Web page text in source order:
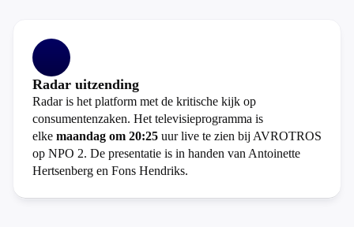
Radar uitzending
Radar is het platform met de kritische kijk op
consumentenzaken. Het televisieprogramma is
elke maandag om 20:25 uur live te zien bij AVROTROS
op NPO 2. De presentatie is in handen van Antoinette
Hertsenberg en Fons Hendriks.